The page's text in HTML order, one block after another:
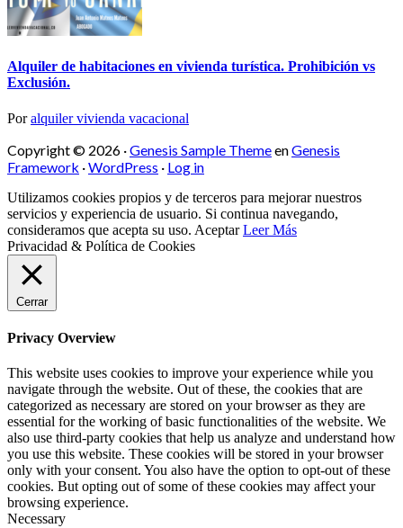
Alquiler de habitaciones en vivienda turística. Prohibición vs
Exclusión.
Poralquiler vivienda vacacional
Copyright © 2026 ·Genesis Sample ThemeenGenesis
Framework ·WordPress · Log in
Utilizamos cookies propios y de terceros para mejorar nuestros
servicios y experiencia de usuario. Si continua navegando,
consideramos que acepta su uso. Aceptar Leer Más
Privacidad & Política de Cookies
Cerrar
Privacy Overview
This website uses cookies to improve your experience while you
navigate through the website. Out of these, the cookies that are
categorized as necessary are stored on your browser as they are
essential for the working of basic functionalities of the website. We
also use third-party cookies that help us analyze and understand how
you use this website. These cookies will be stored in your browser
only with your consent. You also have the option to opt-out of these
cookies. But opting out of some of these cookies may affect your
browsing experience.
Necessary